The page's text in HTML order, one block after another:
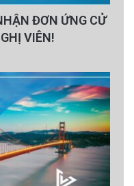
ĐƠN ỨNG CỬ
VIÊN!